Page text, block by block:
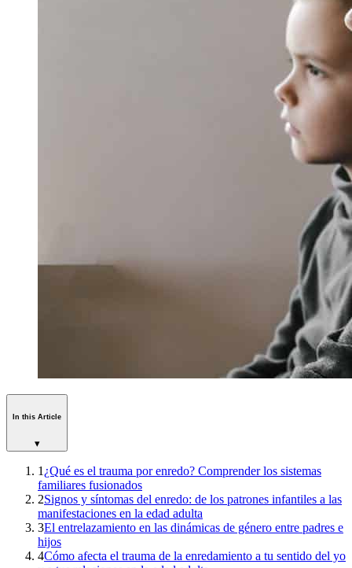
In this Article
▾
1 ¿Qué es el trauma por enredo? Comprender los sistemas
familiares fusionados
2Signos y síntomas del enredo: de los patrones infantiles a las
manifestaciones en la edad adulta
3El entrelazamiento en las dinámicas de género entre padres e
hijos
4Cómo afecta el trauma de la enredamiento a tu sentido del yo